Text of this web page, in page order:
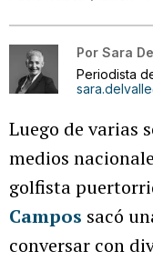
Por Sara
Periodista
Luego de varias
medios
golfista
Campos sacó
conversar con